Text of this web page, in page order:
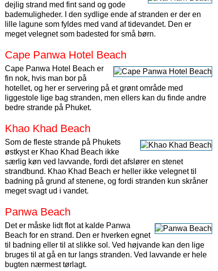
dejlig strand med fint sand og gode
bademuligheder. I den sydlige ende af stranden er der en
lille lagune som fyldes med vand af tidevandet. Den er
meget velegnet som badested for små børn.
Cape Panwa Hotel Beach
Cape Panwa Hotel Beach er
fin nok, hvis man bor på
hotellet, og her er servering på et grønt område med
liggestole lige bag stranden, men ellers kan du finde andre
bedre strande på Phuket.
Khao Khad Beach
Som de fleste strande på Phukets
østkyst er Khao Khad Beach ikke
særlig køn ved lavvande, fordi det afslører en stenet
strandbund. Khao Khad Beach er heller ikke velegnet til
badning på grund af stenene, og fordi stranden kun skråner
meget svagt ud i vandet.
Panwa Beach
Det er måske lidt flot at kalde Panwa
Beach for en strand. Den er hverken egnet
til badning eller til at slikke sol. Ved højvande kan den lige
bruges til at gå en tur langs stranden. Ved lavvande er hele
bugten nærmest tørlagt.